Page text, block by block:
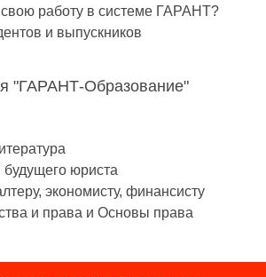
свою работу в системе ГАРАНТ?
и выпускников
"ГАРАНТ-Образование"
юриста
экономисту, финансисту
и права и Основы права